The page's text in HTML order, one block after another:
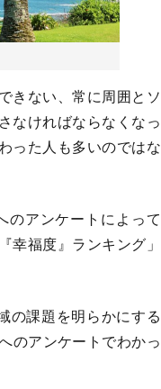
きない、常に周囲とソ
なければならなくなっ
った人も多いのではな
アンケートによって
幸福度』ランキング」
の課題を明らかにする
のアンケートでわかっ